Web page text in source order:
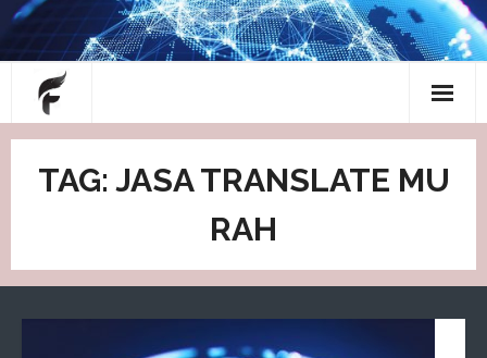
Skip
content
About
Blog
Home
TAG: JASA TRANSLATE MU
RAH